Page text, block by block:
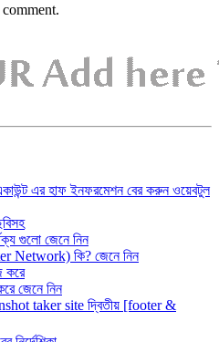
এর হাফ ইনফরমেশন বের করুন ওয়েবটুল
গুলো জেনে নিন
Network) কি? জেনে নিন
করে
জেনে নিন
taker site দ্বিতীয় [footer &